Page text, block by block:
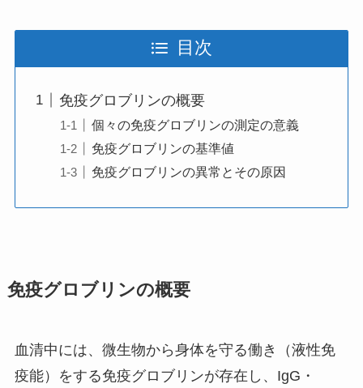
目次
免疫グロブリンの概要
個々の免疫グロブリンの測定の意義
免疫グロブリンの基準値
免疫グロブリンの異常とその原因
免疫グロブリンの概要
血清中には、微生物から身体を守る働き（液性免
疫能）をする免疫グロブリンが存在し、IgG・